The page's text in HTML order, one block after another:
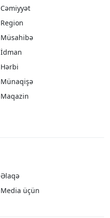
Cəmiyyət
Region
Müsahibə
İdman
Hərbi
Münaqişə
Maqazin
Əlaqə
Media üçün